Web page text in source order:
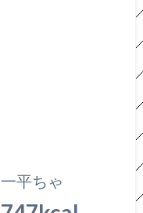
平ちゃ